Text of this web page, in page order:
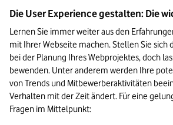
Die User Experience gestalten: Die
Lernen Sie immer weiter aus den
mit Ihrer Webseite machen. Stellen Sie sich
bei der Planung Ihres Webprojektes, doch
bewenden. Unter anderem werden Ihre
von Trends und Mitbewerberaktivitäten
Verhalten mit der Zeit ändert. Für eine
Fragen im Mittelpunkt: